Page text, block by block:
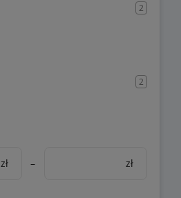
2
2
zł – zł